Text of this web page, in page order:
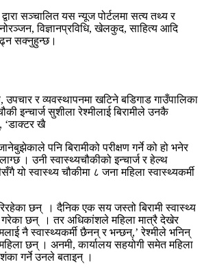
सञ्चालित यस न्यूज पोर्टलमा सत्य तथ्य र
विज्ञानप्रविधि, खेलकुद, साहित्य आदि
सक्नुहुन्छ।
उपचार र व्यवस्थापनमा खटिने बडिगाड गाउँपालिका
इन्चार्ज सुशीला रेश्मीलाई बिरामीले उनकै
‘डाक्टर खै
पनि बिरामीको परीक्षण गर्ने को हो भनेर
। उनी स्वास्थ्यचौकीको इन्चार्ज र हेल्थ
यो स्वास्थ्य चौकीमा ८ जना महिला स्वास्थ्यकर्मी
छन् । दैनिक एक सय जस्तो बिरामी स्वास्थ्य
गरेका छन् । तर अधिकांशले महिला मात्रै देखेर
नै स्वास्थ्यकर्मी छैनन् र भन्छन्,’ रेश्मीले भनिन्
छन् । अनमी, कार्यालय सहयोगी समेत महिला
गर्ने उनले बताइन् ।